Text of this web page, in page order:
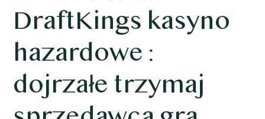
DraftKings kasyno
hazardowe :
dojrzałe trzymaj